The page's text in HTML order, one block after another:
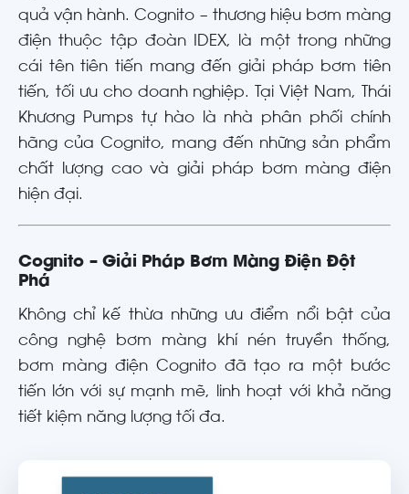
quả vận hành. Cognito – thương hiệu bơm màng
điện thuộc tập đoàn IDEX, là một trong những
cái tên tiên tiến mang đến giải pháp bơm tiên
tiến, tối ưu cho doanh nghiệp. Tại Việt Nam, Thái
Khương Pumps tự hào là nhà phân phối chính
hãng của Cognito, mang đến những sản phẩm
chất lượng cao và giải pháp bơm màng điện
hiện đại.
Cognito – Giải Pháp Bơm Màng Điện Đột
Phá
Không chỉ kế thừa những ưu điểm nổi bật của
công nghệ bơm màng khí nén truyền thống,
bơm màng điện Cognito đã tạo ra một bước
tiến lớn với sự mạnh mẽ, linh hoạt với khả năng
tiết kiệm năng lượng tối đa.